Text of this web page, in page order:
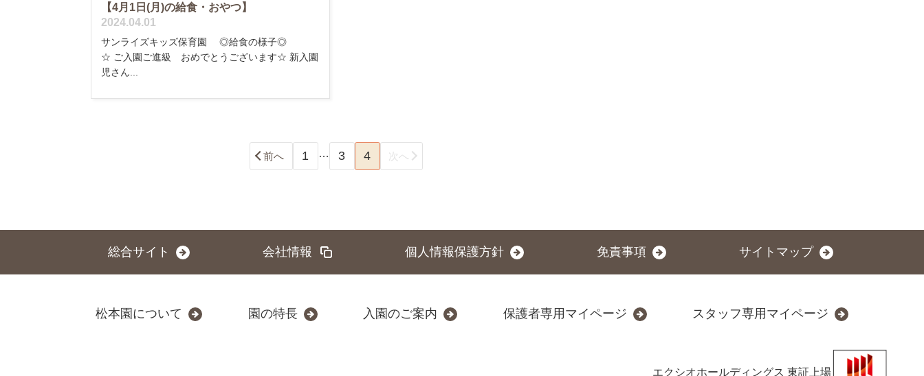
【4月1日(月)の給食・おやつ】
2024.04.01
サンライズキッズ保育園 ◎給食の様子◎
☆ ご入園ご進級 おめでとうございます☆ 新入園
児さん...
前へ 1 … 3 4 次へ
総合サイト 会社情報 個人情報保護方針 免責事項 サイトマップ
松本園について 園の特長 入園のご案内 保護者専用マイページ スタッフ専用マイページ
エクシオホールディングス 東証上場